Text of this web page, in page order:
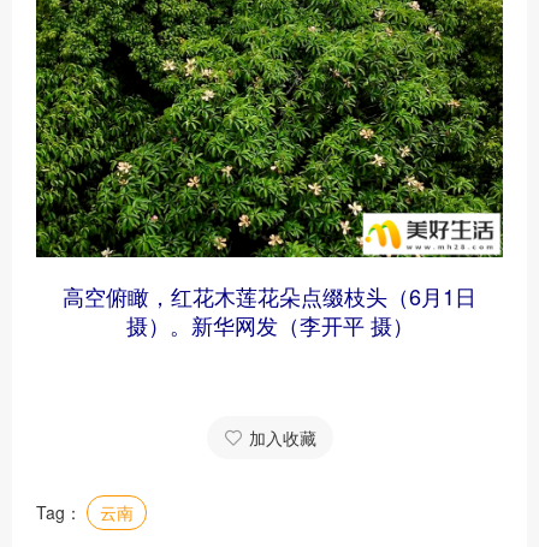
高空俯瞰，红花木莲花朵点缀枝头（6月1日
摄）。新华网发（李开平 摄）
加入收藏
Tag： 云南